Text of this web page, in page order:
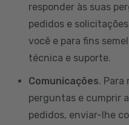
responder às suas
pedidos e
você e para fins
técnica e suporte.
Comunicações. Para
perguntas e cumprir
pedidos, enviar-lhe